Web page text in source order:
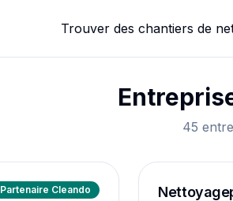
Trouver des chantiers de
45
Partenaire Cleando